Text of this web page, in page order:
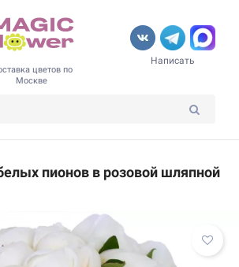
цветов по
Москве
Написать
пионов в розовой шляпной